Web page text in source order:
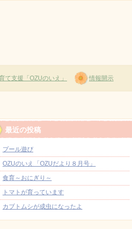
て支援「OZUのいえ」 情報開示
最近の投稿
プール遊び
OZUのいえ「OZUだより８月号」
食育～おにぎり～
トマトが育っています
カブトムシが成虫になったよ